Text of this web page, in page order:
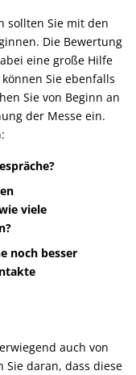
sollten Sie mit den
Die Bewertung
eine große Hilfe
Sie ebenfalls
Sie von Beginn an
der Messe ein.
viele
noch besser
auch von
Sie daran, dass diese